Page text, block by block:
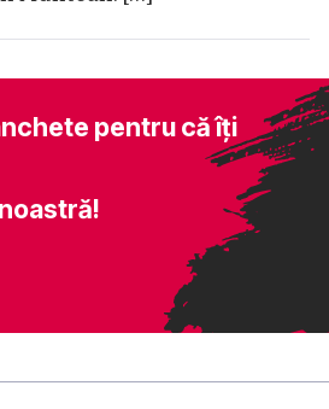
pentru că îți